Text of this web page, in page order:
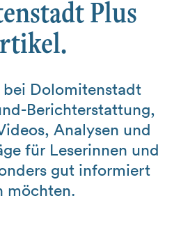
Plus
Dolomitenstadt
Berichterstattung,
Analysen und
für Leserinnen und
gut informiert
möchten.